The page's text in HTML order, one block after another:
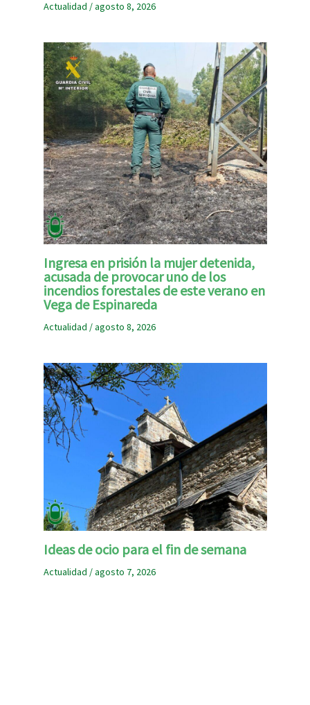
Actualidad /agosto 8, 2026
Ingresa en prisión la mujer detenida,
acusada de provocar uno de los
incendios forestales de este verano en
Vega de Espinareda
Actualidad /agosto 8, 2026
Ideas de ocio para el fin de semana
Actualidad /agosto 7, 2026